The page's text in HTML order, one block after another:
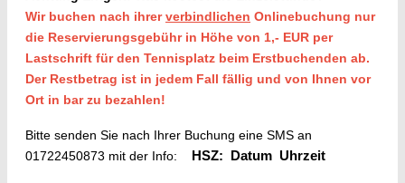
Wir buchen nach ihrerverbindlichen Onlinebuchung nur
die Reservierungsgebühr in Höhe von 1,- EUR per
Lastschrift für den Tennisplatz beim Erstbuchenden ab.
Der Restbetrag ist in jedem Fall fällig und von Ihnen vor
Ort in bar zu bezahlen!
Bitte senden Sie nach Ihrer Buchung eine SMS an
01722450873 mit der Info:
HSZ: Datum Uhrzeit